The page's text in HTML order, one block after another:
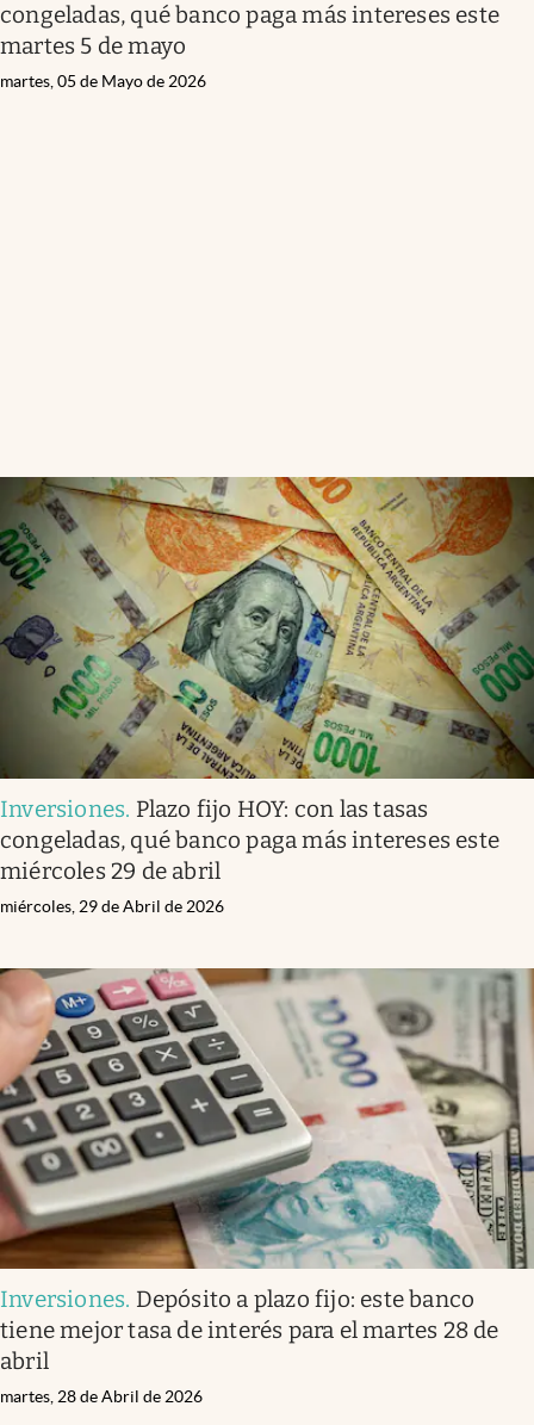
congeladas, qué banco paga más intereses este
martes 5 de mayo
martes, 05 de Mayo de 2026
Inversiones. Plazo fijo HOY: con las tasas
congeladas, qué banco paga más intereses este
miércoles 29 de abril
miércoles, 29 de Abril de 2026
Inversiones. Depósito a plazo fijo: este banco
tiene mejor tasa de interés para el martes 28 de
abril
martes, 28 de Abril de 2026